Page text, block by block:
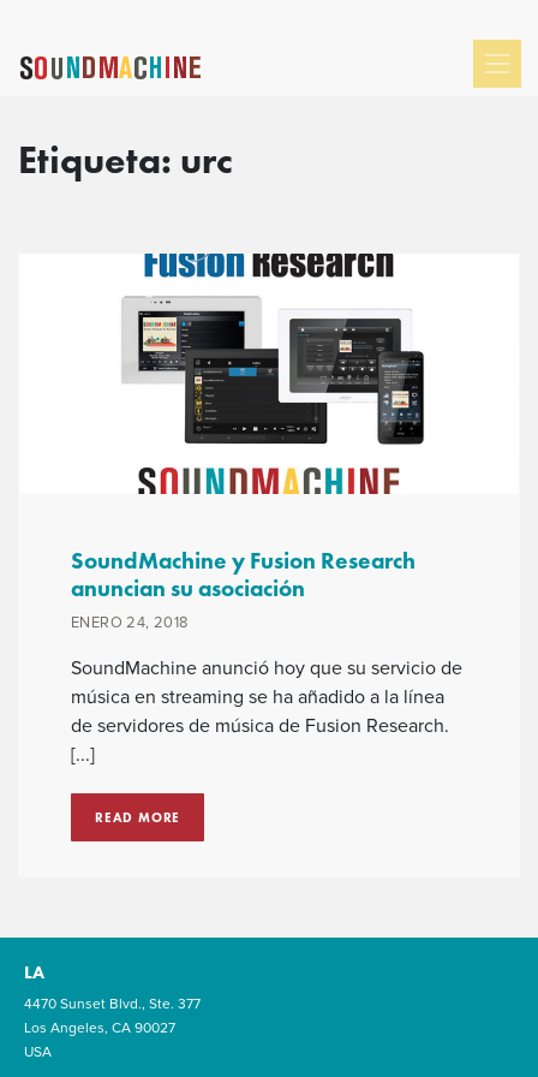
Etiqueta: urc
SoundMachine y Fusion Research
anuncian su asociación
ENERO 24, 2018
SoundMachine anunció hoy que su servicio de
música en streaming se ha añadido a la línea
de servidores de música de Fusion Research.
[...]
READ MORE
LA
4470 Sunset Blvd., Ste. 377
Los Angeles, CA 90027
USA